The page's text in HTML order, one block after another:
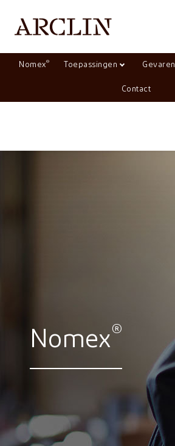
Nomex® Toepassingen Gevaren
Contact
Nomex®